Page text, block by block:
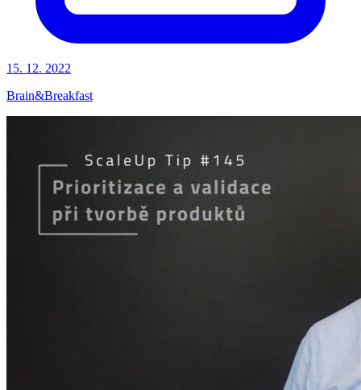
15. 12. 2022
Brain&Breakfast